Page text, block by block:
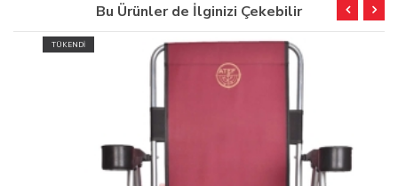
Bu Ürünler de İlginizi Çekebilir
TÜKENDİ